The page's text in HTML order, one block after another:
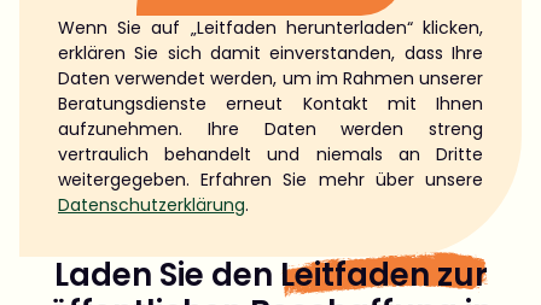
Laden Sie denLeitfaden zur
Alternative:
Wenn Sie auf „Leitfaden herunterladen“ klicken,
erklären Sie sich damit einverstanden, dass Ihre
Daten verwendet werden, um im Rahmen unserer
Beratungsdienste erneut Kontakt mit Ihnen
aufzunehmen. Ihre Daten werden streng
vertraulich behandelt und niemals an Dritte
weitergegeben. Erfahren Sie mehr über unsere
Datenschutzerklärung.